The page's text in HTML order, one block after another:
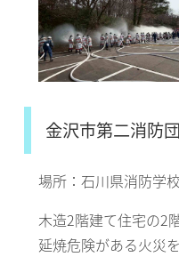
金沢市第二消防団
場所：石川県消防学校
木造2階建て住宅の2
延焼危険がある火災